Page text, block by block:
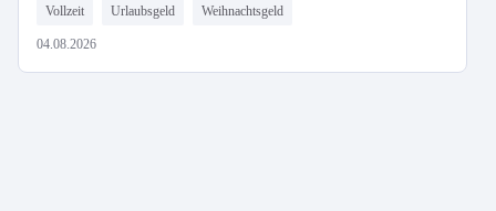
Vollzeit Urlaubsgeld Weihnachtsgeld
04.08.2026